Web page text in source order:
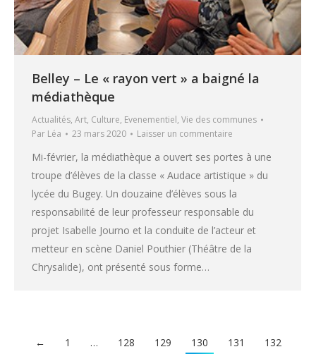
Belley – Le « rayon vert » a baigné la
médiathèque
Actualités, Art, Culture, Evenementiel, Vie des communes
Par Léa 23 mars 2020 Laisser un commentaire
Mi-février, la médiathèque a ouvert ses portes à une
troupe d’élèves de la classe « Audace artistique » du
lycée du Bugey. Un douzaine d’élèves sous la
responsabilité de leur professeur responsable du
projet Isabelle Journo et la conduite de l’acteur et
metteur en scène Daniel Pouthier (Théâtre de la
Chrysalide), ont présenté sous forme…
← 1 … 128 129 130 131 132